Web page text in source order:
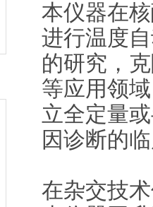
本仪器在
进行温度
的研究，
等应用领
立全定量
因诊断的
在杂交技